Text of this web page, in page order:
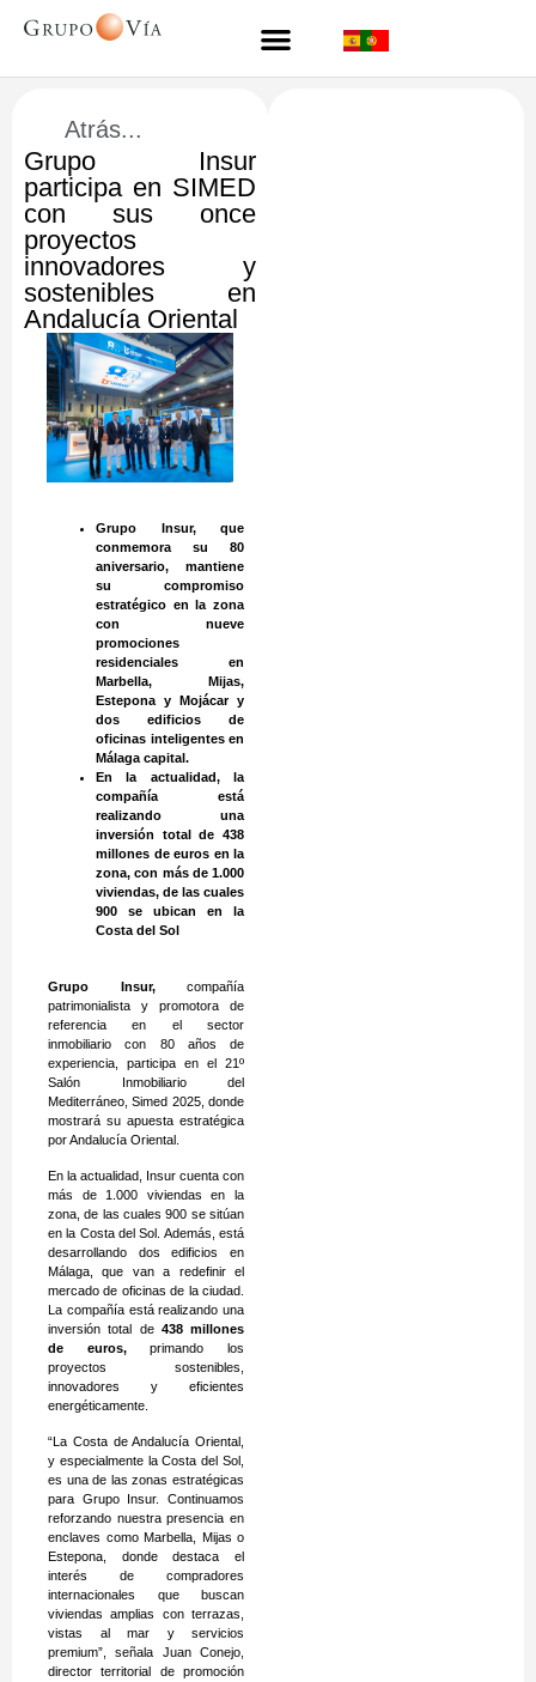
Atrás...
Grupo Insur
participa en SIMED
con sus once
proyectos
innovadores y
sostenibles en
Andalucía Oriental
Grupo Insur, que
conmemora su 80
aniversario, mantiene
su compromiso
estratégico en la zona
con nueve
promociones
residenciales en
Marbella, Mijas,
Estepona y Mojácar y
dos edificios de
oficinas inteligentes en
Málaga capital.
En la actualidad, la
compañía está
realizando una
inversión total de 438
millones de euros en la
zona, con más de 1.000
viviendas, de las cuales
900 se ubican en la
Costa del Sol
Grupo Insur,compañía
patrimonialista y promotora de
referencia en el sector
inmobiliario con 80 años de
experiencia, participa en el 21º
Salón Inmobiliario del
Mediterráneo, Simed 2025, donde
mostrará su apuesta estratégica
por Andalucía Oriental.
En la actualidad, Insur cuenta con
más de 1.000 viviendas en la
zona, de las cuales 900 se sitúan
en la Costa del Sol. Además, está
desarrollando dos edificios en
Málaga, que van a redefinir el
mercado de oficinas de la ciudad.
La compañía está realizando una
inversión total de 438 millones
de euros,primando los
proyectos sostenibles,
innovadores y eficientes
energéticamente.
“La Costa de Andalucía Oriental,
y especialmente la Costa del Sol,
es una de las zonas estratégicas
para Grupo Insur. Continuamos
reforzando nuestra presencia en
enclaves como Marbella, Mijas o
Estepona, donde destaca el
interés de compradores
internacionales que buscan
viviendas amplias con terrazas,
vistas al mar y servicios
premium”, señala Juan Conejo,
director territorial de promoción